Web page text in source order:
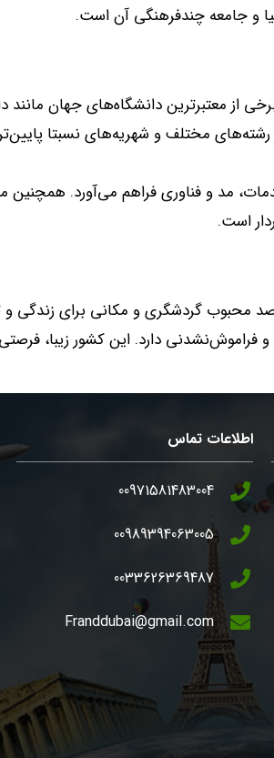
و جامعه چندفرهنگی آن است.
از معتبرترین دانشگاه‌های جهان مانند
مختلف و شهریه‌های نسبتا پایین‌تر
مد و فناوری فراهم می‌آورد. همچنین
است.
مقاصد محبوب گردشگری و مکانی برای
و فراموش‌نشدنی دارد. این کشور زیبا،
اطلاعات تماس
00971581483004
00989394063005
0033626369487
Franddubai@gmail.com